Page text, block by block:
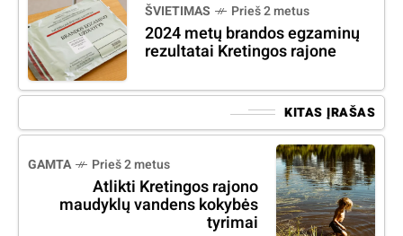
ŠVIETIMAS Prieš 2 metus
2024 metų brandos egzaminų
rezultatai Kretingos rajone
KITAS ĮRAŠAS
GAMTA Prieš 2 metus
Atlikti Kretingos rajono
maudyklų vandens kokybės
tyrimai